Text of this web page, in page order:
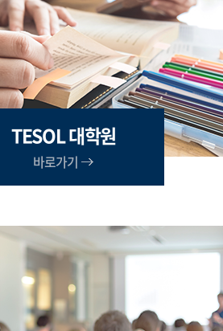
TESOL 대학원
바로가기